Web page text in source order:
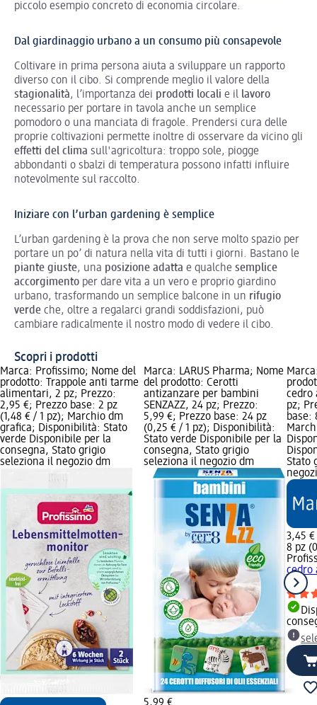
piccolo esempio concreto di economia circolare.
Dal giardinaggio urbano a un consumo più consapevole
Coltivare in prima persona aiuta a sviluppare un rapporto
diverso con il cibo. Si comprende meglio il valore della
stagionalità, l’importanza dei prodotti locali e il lavoro
necessario per portare in tavola anche un semplice
pomodoro o una manciata di fragole. Prendersi cura delle
proprie coltivazioni permette inoltre di osservare da vicino gli
effetti del clima sull'agricoltura: troppo sole, piogge
abbondanti o sbalzi di temperatura possono infatti influire
notevolmente sul raccolto.
Iniziare con l’urban gardening è semplice
L’urban gardening è la prova che non serve molto spazio per
portare un po’ di natura nella vita di tutti i giorni. Bastano le
piante giuste, una posizione adatta e qualche semplice
accorgimento per dare vita a un vero e proprio giardino
urbano, trasformando un semplice balcone in un rifugio
verde che, oltre a regalarci grandi soddisfazioni, può
cambiare radicalmente il nostro modo di vedere il cibo.
Scopri i prodotti
Marca: Profissimo; Nome del
prodotto: Trappole anti tarme
alimentari, 2 pz; Prezzo:
2,95 €; Prezzo base: 2 pz
(1,48 € / 1 pz); Marchio dm
grafica; Disponibilità: Stato
verde Disponibile per la
consegna, Stato grigio
seleziona il negozio dm
Marca: LARUS Pharma; Nome
del prodotto: Cerotti
antizanzare per bambini
SENZAZZ, 24 pz; Prezzo:
5,99 €; Prezzo base: 24 pz
(0,25 € / 1 pz); Disponibilità:
Stato verde Disponibile per la
consegna, Stato grigio
seleziona il negozio dm
cedro
pz;
base:
Stato
3,45 €
8 pz
cedro
pz